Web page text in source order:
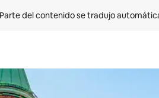
Parte del contenido se tradujo